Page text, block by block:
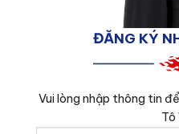
ĐĂNG KÝ
Vui lòng nhập thông tin
Tô